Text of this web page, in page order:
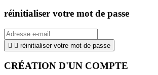
réinitialiser votre mot de passe
  réinitialiser votre mot de passe
CRÉATION D'UN COMPTE